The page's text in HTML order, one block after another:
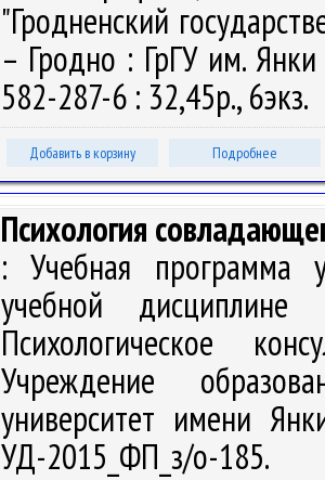
"Гродненский
– Гродно : ГрГУ им.
582-287-6 : 32,45р., 6экз.
Добавить в корзину Подробнее
Психология
: Учебная программа
учебной
Психологическое
Учреждение
университет имени
УД-2015_ФП_з/о-185.